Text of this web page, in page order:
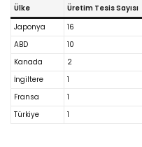
Ülke Üretim Tesis Sayısı
Japonya
16
ABD
10
Kanada
2
İngiltere
1
Fransa
1
Türkiye
1